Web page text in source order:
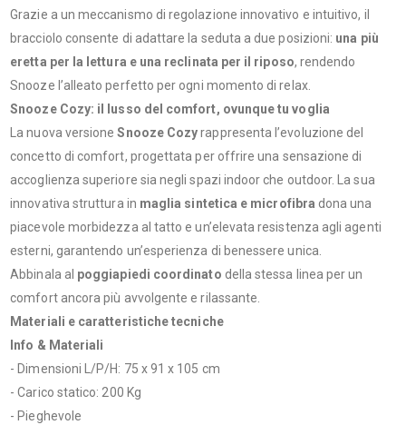
Grazie a un meccanismo di regolazione innovativo e intuitivo, il
bracciolo consente di adattare la seduta a due posizioni: una più
eretta per la lettura e una reclinata per il riposo, rendendo
Snooze l’alleato perfetto per ogni momento di relax.
Snooze Cozy: il lusso del comfort, ovunque tu voglia
La nuova versioneSnooze Cozyrappresenta l’evoluzione del
concetto di comfort, progettata per offrire una sensazione di
accoglienza superiore sia negli spazi indoor che outdoor. La sua
innovativa struttura in maglia sintetica e microfibra dona una
piacevole morbidezza al tatto e un’elevata resistenza agli agenti
esterni, garantendo un’esperienza di benessere unica.
Abbinala al poggiapiedi coordinato della stessa linea per un
comfort ancora più avvolgente e rilassante.
Materiali e caratteristiche tecniche
Info & Materiali
- Dimensioni L/P/H: 75 x 91 x 105 cm
- Carico statico: 200 Kg
- Pieghevole